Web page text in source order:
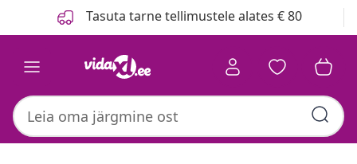
Tasuta tarne tellimustele alates € 80